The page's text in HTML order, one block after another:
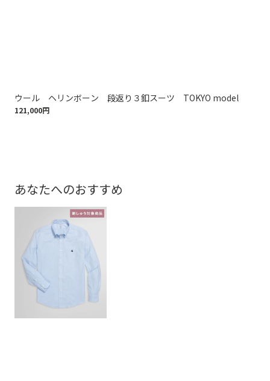
ウール ヘリンボーン 段返り３釦スーツ TOKYO model
121,000円
あなたへのおすすめ